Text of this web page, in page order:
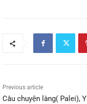
Previous article
Câu chuyện làng( Palei), Y